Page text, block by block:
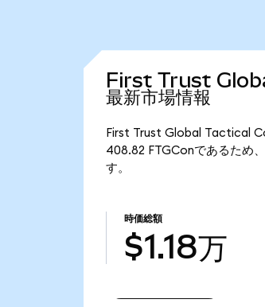
First Trust
最新市場情報
First Trust Global Tactical
408.82 FTGConであるため
す。
時価総額
$1.18万